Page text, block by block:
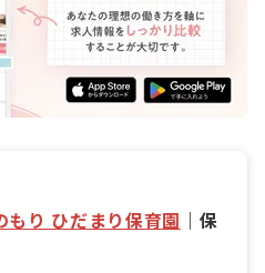
もり ひだまり保育園
保